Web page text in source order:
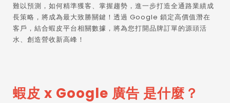
難以預測，如何精準獲客、掌握趨勢，進一步打造全通路業績成
長策略，將成為最大致勝關鍵！透過 Google 鎖定高價值潛在
客戶，結合蝦皮平台相關數據，將為您打開品牌訂單的源頭活
水、創造營收新高峰！
蝦皮 x Google 廣告 是什麼？